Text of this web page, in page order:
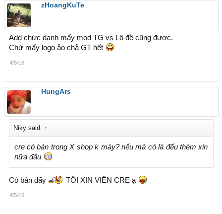
zHoangKuTe
Add chức danh mấy mod TG vs Lô đề cũng được.
Chứ mấy logo ảo chả GT hết
4/5/16
HungArs
Niky said: ↑
cre có bán trong X shop k mày? nếu mà có là đếu thèm xin
nữa đâu
Có bán đấy TÔI XIN VIÊN CRE ạ
4/5/16